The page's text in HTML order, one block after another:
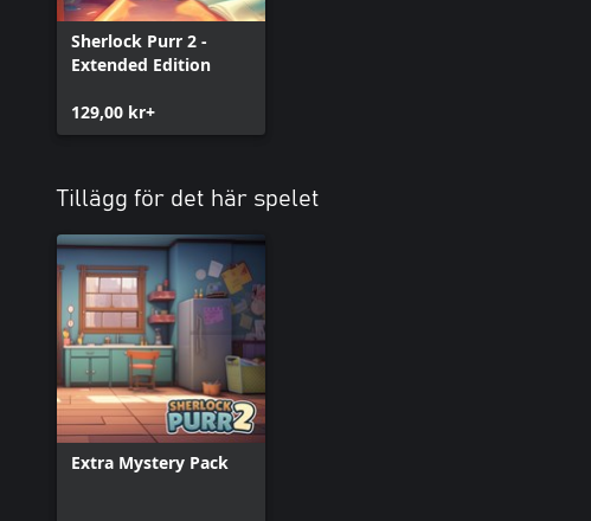
Sherlock Purr 2 -
Extended Edition
129,00 kr+
Tillägg för det här spelet
Extra Mystery Pack